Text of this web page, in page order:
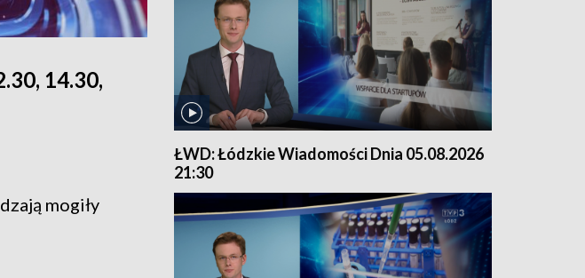
14.30,
mogiły
ŁWD: Łódzkie Wiadomości Dnia 05.08.2026
21:30